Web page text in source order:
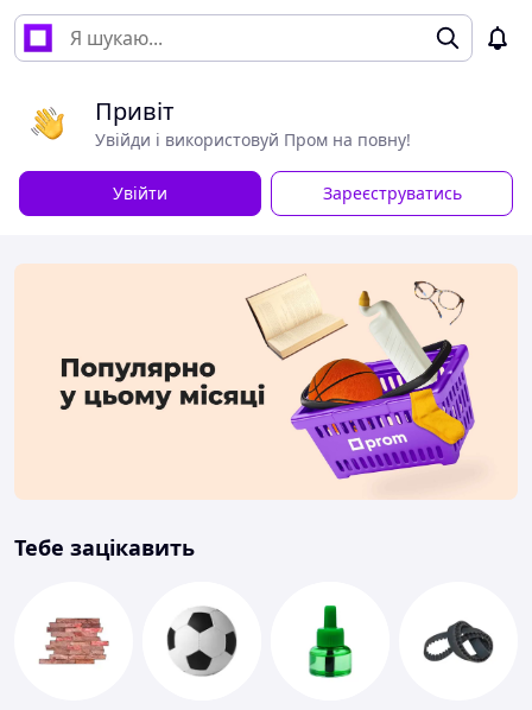
Привіт
Увійди і використовуй Пром на повну!
Увійти Зареєструватись
Тебе зацікавить